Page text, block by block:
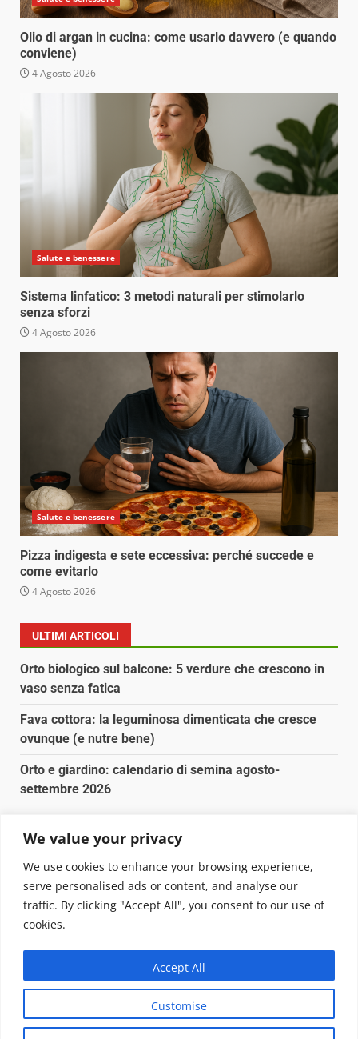
We value your privacy
We use cookies to enhance your browsing experience,
serve personalised ads or content, and analyse our
traffic. By clicking "Accept All", you consent to our use of
cookies.
Customise
Accept All
Olio di argan in cucina: come usarlo davvero (e quando
conviene)
4 Agosto 2026
Salute e benessere
Sistema linfatico: 3 metodi naturali per stimolarlo
senza sforzi
4 Agosto 2026
Salute e benessere
Pizza indigesta e sete eccessiva: perché succede e
come evitarlo
4 Agosto 2026
ULTIMI ARTICOLI
Orto biologico sul balcone: 5 verdure che crescono in
vaso senza fatica
Fava cottora: la leguminosa dimenticata che cresce
ovunque (e nutre bene)
Orto e giardino: calendario di semina agosto-
settembre 2026
Fava cottora: come cucinarla, quando è di stagione e
perché vale la pena
Copyright © 2025 Biopianeta.it proprietà di Jws Media
Questo blog non è una testata giornalistica, in quanto
viene aggiornato senza alcuna periodicità. Non può
pertanto considerarsi un prodotto editoriale ai sensi
della legge n. 62 del 07.03.2001|DarkNewsvon AF
themes.